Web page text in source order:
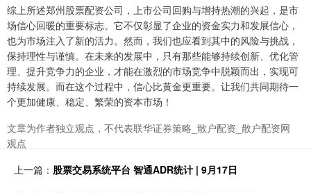
综上所述郑州股票配资公司，上市公司回购与增持热潮的兴起，是市
场信心回暖的重要标志。它不仅彰显了企业的资金实力和发展信心，
也为市场注入了新的活力。然而，我们也应看到其中的风险与挑战，
保持理性与谨慎。在未来的发展中，只有那些能够持续创新、优化管
理、提升竞争力的企业，才能在激烈的市场竞争中脱颖而出，实现可
持续发展。而在这个过程中，信心比黄金更重要。让我们共同期待一
个更加健康、稳定、繁荣的资本市场！
文章为作者独立观点，不代表联华证券策略_散户配资_散户配资网
观点
上一篇： 股票交易系统平台 智通ADR统计 | 9月17日